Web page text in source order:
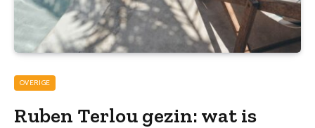
OVERIGE
Ruben Terlou gezin: wat is